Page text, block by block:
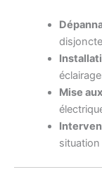
Mise